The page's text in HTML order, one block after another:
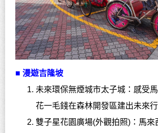
■ 漫遊吉隆坡
未來環保無煙城市太子城：感受
花一毛錢在森林開發區建出未來
雙子星花園廣場(外觀拍照) ：馬